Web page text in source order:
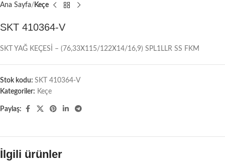
Ana Sayfa Keçe
SKT 410364-V
SKT YAĞ KEÇESİ – (76,33X115/122X14/16,9) SPL1LLR SS FKM
Stok kodu: SKT 410364-V
Kategoriler: Keçe
Paylaş:
İlgili ürünler